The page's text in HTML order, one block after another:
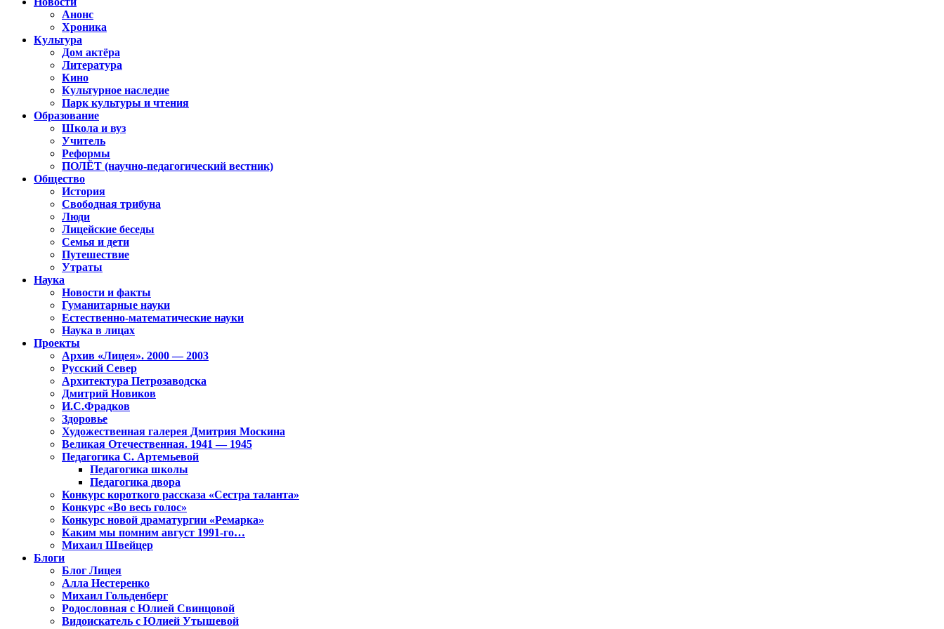
Анонс
Хроника
Культура
Дом актёра
Литература
Кино
Культурное наследие
Парк культуры и чтения
Образование
Школа и вуз
Учитель
Реформы
ПОЛЁТ (научно-педагогический вестник)
Общество
История
Свободная трибуна
Люди
Лицейские беседы
Семья и дети
Путешествие
Утраты
Наука
Новости и факты
Гуманитарные науки
Естественно-математические науки
Наука в лицах
Проекты
Архив «Лицея». 2000 — 2003
Русский Север
Архитектура Петрозаводска
Дмитрий Новиков
И.С.Фрадков
Здоровье
Художественная галерея Дмитрия Москина
Великая Отечественная. 1941 — 1945
Педагогика С. Артемьевой
Педагогика школы
Педагогика двора
Конкурс короткого рассказа «Сестра таланта»
Конкурс «Во весь голос»
Конкурс новой драматургии «Ремарка»
Каким мы помним август 1991-го…
Михаил Швейцер
Блоги
Блог Лицея
Алла Нестеренко
Михаил Гольденберг
Родословная с Юлией Свинцовой
Видоискатель с Юлией Утышевой